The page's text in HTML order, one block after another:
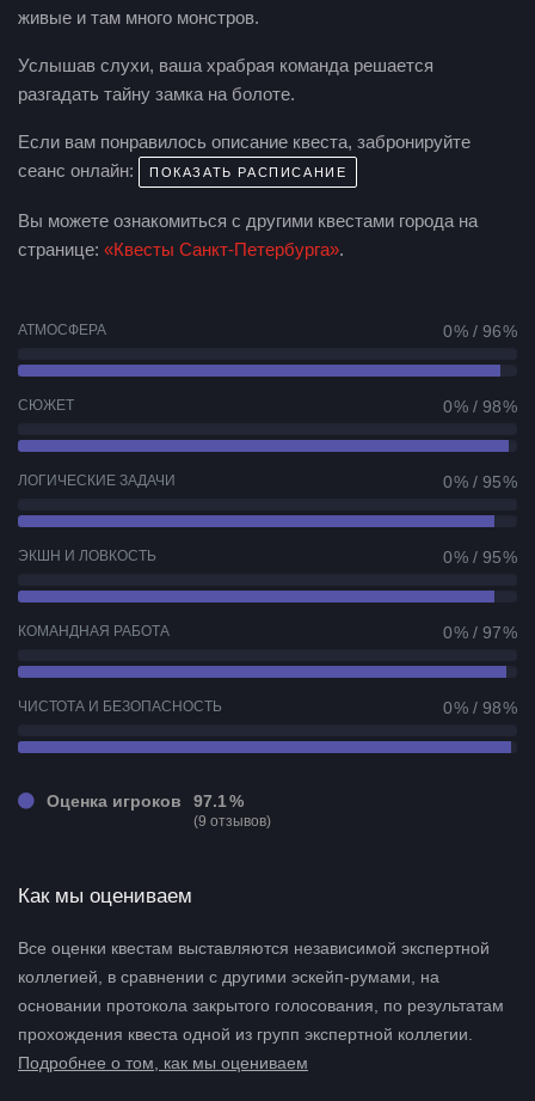
живые и там много монстров.
Услышав слухи, ваша храбрая команда решается
разгадать тайну замка на болоте.
Если вам понравилось описание квеста, забронируйте
сеанс онлайн:
ПОКАЗАТЬ РАСПИСАНИЕ
Вы можете ознакомиться с другими квестами города на
странице: «Квесты Санкт-Петербурга».
АТМОСФЕРА 0 % / 96 %
СЮЖЕТ 0 % / 98 %
ЛОГИЧЕСКИЕ ЗАДАЧИ 0 % / 95 %
ЭКШН И ЛОВКОСТЬ 0 % / 95 %
КОМАНДНАЯ РАБОТА 0 % / 97 %
ЧИСТОТА И БЕЗОПАСНОСТЬ 0 % / 98 %
Оценка игроков 97.1 %
(9 отзывов)
Как мы оцениваем
Все оценки квестам выставляются независимой экспертной
коллегией, в сравнении с другими эскейп-румами, на
основании протокола закрытого голосования, по результатам
прохождения квеста одной из групп экспертной коллегии.
Подробнее о том, как мы оцениваем